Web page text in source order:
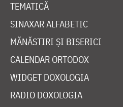
TEMATICĂ
SINAXAR ALFABETIC
MĂNĂSTIRI ȘI BISERICI
CALENDAR ORTODOX
WIDGET DOXOLOGIA
RADIO DOXOLOGIA